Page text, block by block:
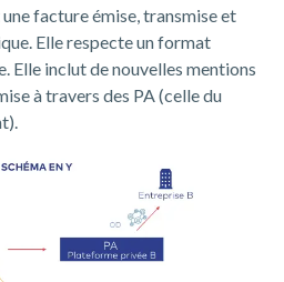
facture émise, transmise et
Elle respecte un format
Elle inclut de nouvelles mentions
à travers des PA (celle du